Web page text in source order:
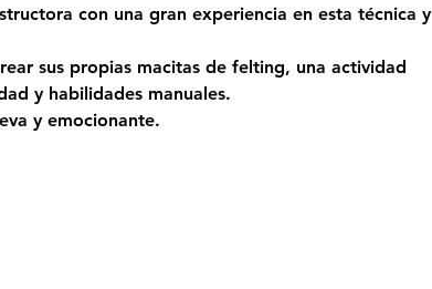
con una gran experiencia en esta técnica y
sus propias macitas de felting, una actividad
y habilidades manuales.
y emocionante.